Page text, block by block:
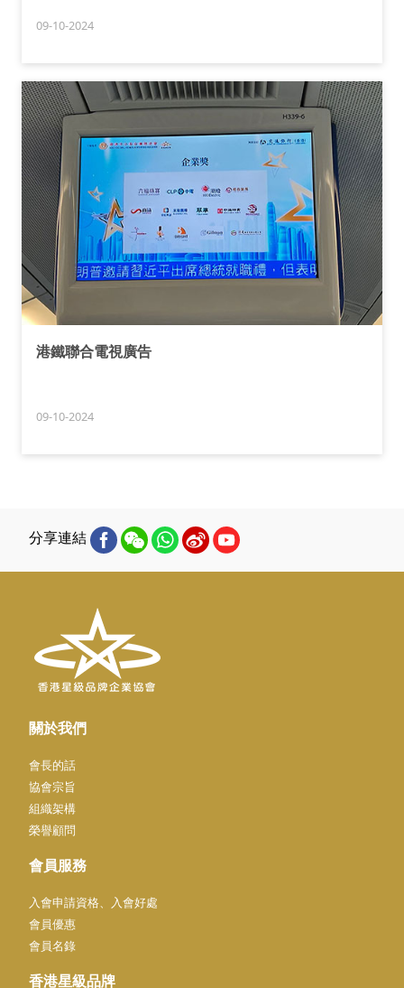
09-10-2024
港鐵聯合電視廣告
09-10-2024
分享連結
關於我們
會長的話
協會宗旨
組織架構
榮譽顧問
會員服務
入會申請資格、入會好處
會員優惠
會員名錄
香港星級品牌